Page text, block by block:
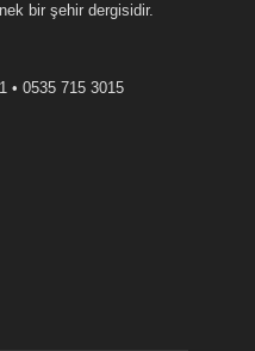
bir şehir dergisidir.
• 0535 715 3015